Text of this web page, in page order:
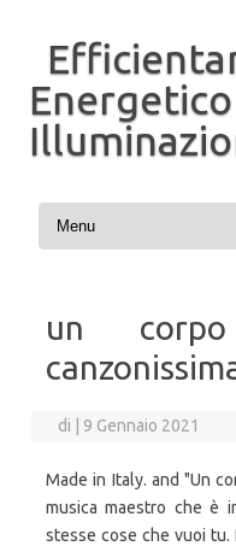
Vai al contenuto
un
di 9 Gennaio 2021
Made in Italy. and "Un
musica maestro che è
stesse cose che vuoi tu.